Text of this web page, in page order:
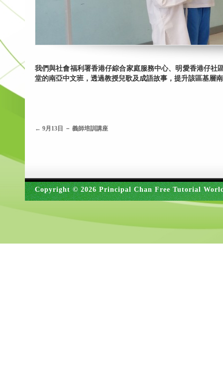
我們與社會福利署香港仔綜合家庭服務中心、明愛香港仔
堂的南亞中文班，透過教授兒歌及成語故事，提升該區基層
← 9月13日 － 義師培訓講座
Copyright © 2026 Principal Chan Free Tutorial